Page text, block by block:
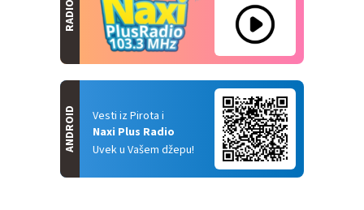
RADIO
Vesti iz Pirota i
Naxi Plus Radio
Uvek u Vašem džepu!
ANDROID